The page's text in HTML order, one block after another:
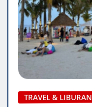
TRAVEL & LIBURAN